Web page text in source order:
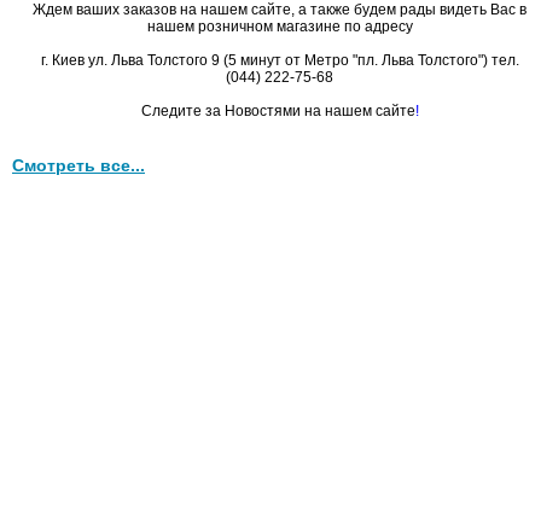
Ждем ваших заказов на нашем сайте, а также будем рады видеть Вас в
нашем розничном магазине по адресу
г. Киев ул. Льва Толстого 9 (5 минут от Метро "пл. Льва Толстого") тел.
(044) 222-75-68
Следите за Новостями на нашем сайте!
Смотреть все...